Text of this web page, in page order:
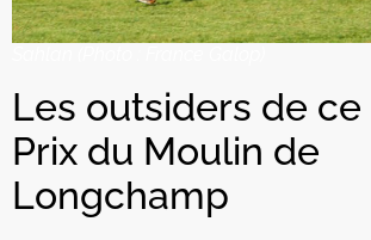
Les outsiders de ce
Prix du Moulin de
Longchamp